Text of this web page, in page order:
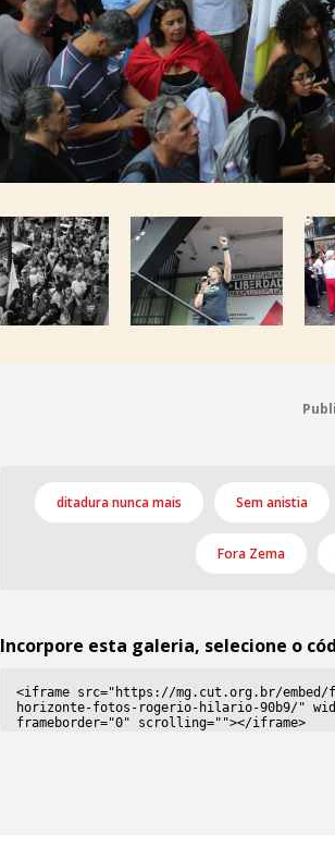
ditadura nunca mais Sem anistia
Fora Zema
Incorpore esta galeria, selecione o